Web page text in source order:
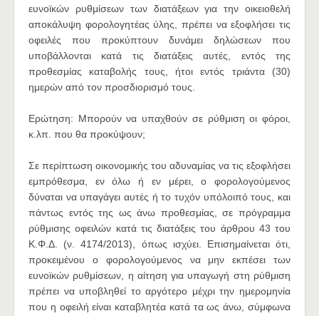
ευνοϊκών ρυθμίσεων των διατάξεων για την οικειοθελή
αποκάλυψη φορολογητέας ύλης, πρέπει να εξοφλήσει τις
οφειλές που προκύπτουν δυνάμει δηλώσεων που
υποβάλλονται κατά τις διατάξεις αυτές, εντός της
προθεσμίας καταβολής τους, ήτοι εντός τριάντα (30)
ημερών από τον προσδιορισμό τους.
Ερώτηση: Μπορούν να υπαχθούν σε ρύθμιση οι φόροι,
κ.λπ. που θα προκύψουν;
Σε περίπτωση οικονομικής του αδυναμίας να τις εξοφλήσει
εμπρόθεσμα, εν όλω ή εν μέρει, ο φορολογούμενος
δύναται να υπαγάγει αυτές ή το τυχόν υπόλοιπό τους, και
πάντως εντός της ως άνω προθεσμίας, σε πρόγραμμα
ρύθμισης οφειλών κατά τις διατάξεις του άρθρου 43 του
Κ.Φ.Δ. (ν. 4174/2013), όπως ισχύει. Επισημαίνεται ότι,
προκειμένου ο φορολογούμενος να μην εκπέσει των
ευνοϊκών ρυθμίσεων, η αίτηση για υπαγωγή στη ρύθμιση
πρέπει να υποβληθεί το αργότερο μέχρι την ημερομηνία
που η οφειλή είναι καταβλητέα κατά τα ως άνω, σύμφωνα